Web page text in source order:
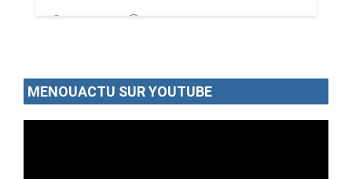
02/07/26 Par MenouActu 0
MENOUACTU SUR YOUTUBE